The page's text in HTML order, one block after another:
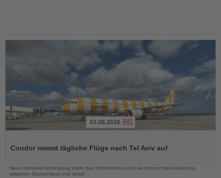
die
03.08.2026
Condor nimmt tägliche Flüge nach Tel Aviv auf
Neue Nonstop-Verbindung stärkt das Streckennetz und verbessert die Anbindung
zwischen Deutschland und Israel